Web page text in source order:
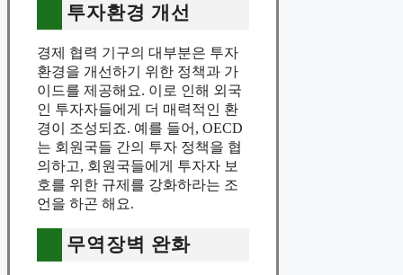
투자환경 개선
경제 협력 기구의 대부분은 투자
환경을 개선하기 위한 정책과 가
이드를 제공해요. 이로 인해 외국
인 투자자들에게 더 매력적인 환
경이 조성되죠. 예를 들어, OECD
는 회원국들 간의 투자 정책을 협
의하고, 회원국들에게 투자자 보
호를 위한 규제를 강화하라는 조
언을 하곤 해요.
무역장벽 완화